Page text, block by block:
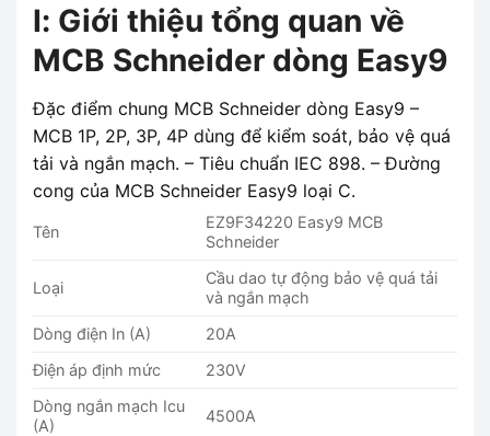
I: Giới thiệu tổng quan về
MCB Schneider dòng Easy9
Đặc điểm chung MCB Schneider dòng Easy9 –
MCB 1P, 2P, 3P, 4P dùng để kiểm soát, bảo vệ quá
tải và ngắn mạch. – Tiêu chuẩn IEC 898. – Đường
cong của MCB Schneider Easy9 loại C.
Tên
EZ9F34220 Easy9 MCB
Schneider
Loại
Cầu dao tự động bảo vệ quá tải
và ngắn mạch
Dòng điện In (A)
20A
Điện áp định mức
230V
Dòng ngắn mạch Icu
(A)
4500A